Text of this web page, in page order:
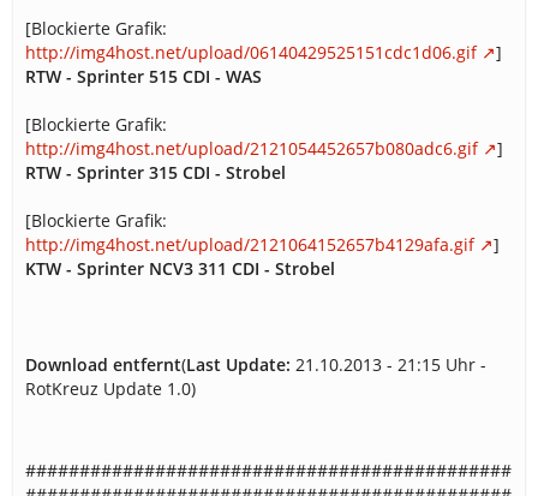
[Blockierte Grafik:
http://img4host.net/upload/06140429525151cdc1d06.gif
]
RTW - Sprinter 515 CDI - WAS
[Blockierte Grafik:
http://img4host.net/upload/2121054452657b080adc6.gif
]
RTW - Sprinter 315 CDI - Strobel
[Blockierte Grafik:
http://img4host.net/upload/2121064152657b4129afa.gif
]
KTW - Sprinter NCV3 311 CDI - Strobel
Download entfernt(Last Update: 21.10.2013 - 21:15 Uhr -
RotKreuz Update 1.0)
#############################################